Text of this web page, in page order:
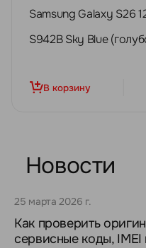
Samsung Galaxy S26
S942B Sky Blue
В корзину
Новости
25 марта 2026 г.
Как проверить
сервисные коды,